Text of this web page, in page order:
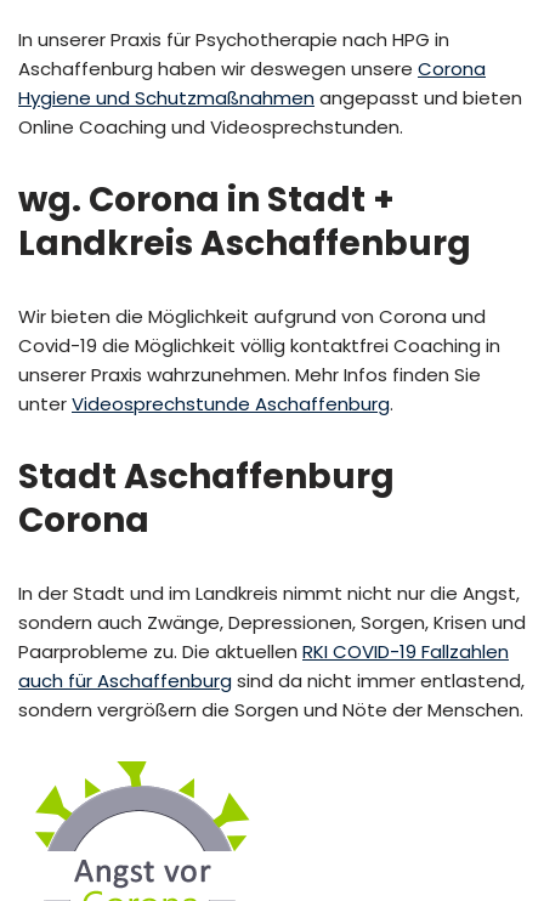
In unserer Praxis für Psychotherapie nach HPG in
Aschaffenburg haben wir deswegen unsere Corona
Hygiene und Schutzmaßnahmenangepasst und bieten
Online Coaching und Videosprechstunden.
wg. Corona in Stadt +
Landkreis Aschaffenburg
Wir bieten die Möglichkeit aufgrund von Corona und
Covid-19 die Möglichkeit völlig kontaktfrei Coaching in
unserer Praxis wahrzunehmen. Mehr Infos finden Sie
unterVideosprechstunde Aschaffenburg.
Stadt Aschaffenburg
Corona
In der Stadt und im Landkreis nimmt nicht nur die Angst,
sondern auch Zwänge, Depressionen, Sorgen, Krisen und
Paarprobleme zu. Die aktuellen RKI COVID-19 Fallzahlen
auch für Aschaffenburgsind da nicht immer entlastend,
sondern vergrößern die Sorgen und Nöte der Menschen.